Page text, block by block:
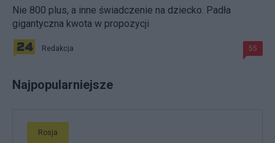
Nie 800 plus, a inne świadczenie na dziecko. Padła
gigantyczna kwota w propozycji
Redakcja 55
Najpopularniejsze
Rosja